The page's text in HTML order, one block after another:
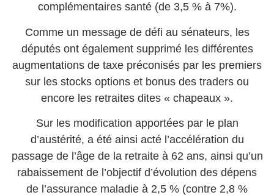
complémentaires santé (de 3,5 % à 7%).
Comme un message de défi au sénateurs, les
députés ont également supprimé les différentes
augmentations de taxe préconisés par les premiers
sur les stocks options et bonus des traders ou
encore les retraites dites « chapeaux ».
Sur les modification apportées par le plan
d’austérité, a été ainsi acté l’accélération du
passage de l’âge de la retraite à 62 ans, ainsi qu’un
rabaissement de l’objectif d’évolution des dépens
de l’assurance maladie à 2,5 % (contre 2,8 %